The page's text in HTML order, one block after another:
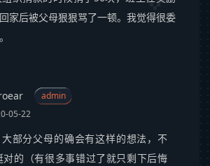
家后被父母狠狠骂了一顿。我觉得很委
admin
05-22
大部分父母的确会有这样的想法，不
对的（有很多事错过了就只剩下后悔